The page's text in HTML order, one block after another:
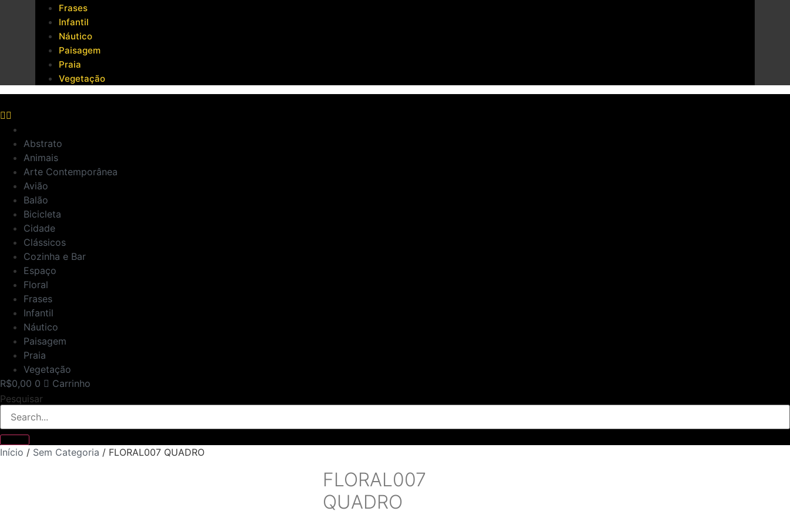
Frases
Infantil
Náutico
Paisagem
Praia
Vegetação
Abstrato
Animais
Arte Contemporânea
Avião
Balão
Bicicleta
Cidade
Clássicos
Cozinha e Bar
Espaço
Floral
Frases
Infantil
Náutico
Paisagem
Praia
Vegetação
R$0,00 0
Carrinho
Pesquisar
Início / Sem Categoria / FLORAL007 QUADRO
FLORAL007
QUADRO